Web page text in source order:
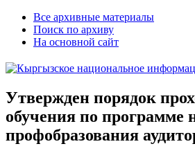
Все архивные материалы
Поиск по архиву
На основной сайт
Утвержден порядок
обучения по программе
профобразования